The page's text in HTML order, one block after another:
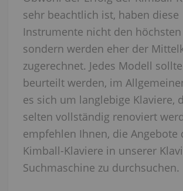
sehr beachtlich ist, haben diese
Instrumente nicht den höchsten
sondern werden eher der
zugerechnet. Jedes Modell
beurteilt werden, im
es sich um langlebige Klaviere,
selten vollständig renoviert
empfehlen Ihnen, die Angebote
Kimball-Klaviere in unserer
Suchmaschine zu durchsuchen.